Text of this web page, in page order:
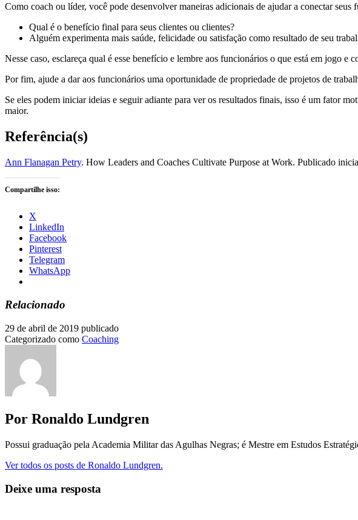
Como coach ou líder, você pode desenvolver maneiras adicionais de ajudar a conectar
Qual é o benefício final para seus clientes ou clientes?
Alguém experimenta mais saúde, felicidade ou satisfação como resultado de seu
Nesse caso, esclareça qual é esse benefício e lembre aos funcionários o que está em jogo e
Por fim, ajude a dar aos funcionários uma oportunidade de propriedade de projetos de
Se eles podem iniciar ideias e seguir adiante para ver os resultados finais, isso é um fator
maior.
Referência(s)
Ann Flanagan Petry. How Leaders and Coaches Cultivate Purpose at Work. Publicado
Compartilhe isso:
X
LinkedIn
Facebook
Pinterest
Telegram
WhatsApp
Relacionado
29 de abril de 2019 publicado
Categorizado como Coaching
Por Ronaldo Lundgren
Possui graduação pela Academia Militar das Agulhas Negras; é Mestre em Estudos
Ver todos os posts de Ronaldo Lundgren.
Deixe uma resposta